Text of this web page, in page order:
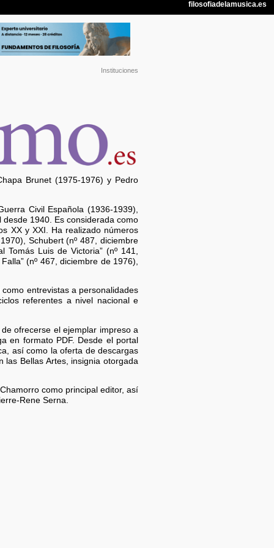
Instituciones
Brunet (1975-1976) y Pedro
Civil Española (1936-1939),
1940. Es considerada como
XX y XXI. Ha realizado números
Schubert (nº 487, diciembre
Luis de Victoria” (nº 141,
(nº 467, diciembre de 1976),
entrevistas a personalidades
referentes a nivel nacional e
ofrecerse el ejemplar impreso a
en formato PDF. Desde el portal
así como la oferta de descargas
Bellas Artes, insignia otorgada
como principal editor, así
Rene Serna.